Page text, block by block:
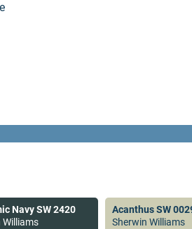
Navy SW 2420
Williams
Acanthus SW
Sherwin Williams